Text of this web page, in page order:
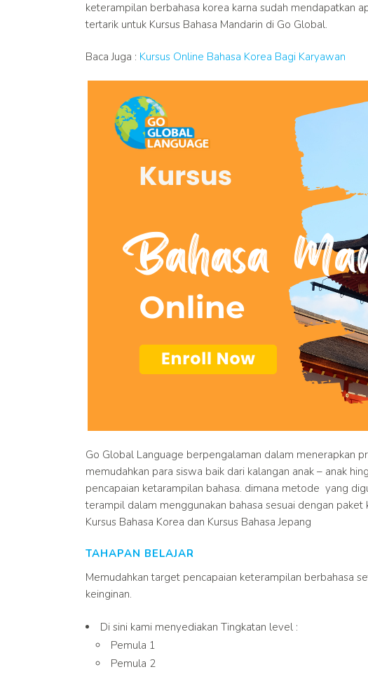
keterampilan berbahasa korea karna sudah mendapatkan
tertarik untuk Kursus Bahasa Mandarin di Go Global.
Baca Juga : Kursus Online Bahasa Korea Bagi Karyawan
Go Global Language berpengalaman dalam menerapkan
memudahkan para siswa baik dari kalangan anak – anak
pencapaian ketarampilan bahasa. dimana metode yang
terampil dalam menggunakan bahasa sesuai dengan
Kursus Bahasa Korea dan Kursus Bahasa Jepang
TAHAPAN BELAJAR
Memudahkan target pencapaian keterampilan berbahasa
keinginan.
Di sini kami menyediakan Tingkatan level :
Pemula 1
Pemula 2